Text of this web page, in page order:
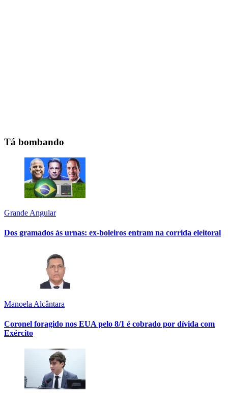
Tá bombando
Grande Angular
Dos gramados às urnas: ex-boleiros entram na corrida eleitoral
Manoela Alcântara
Coronel foragido nos EUA pelo 8/1 é cobrado por dívida com
Exército